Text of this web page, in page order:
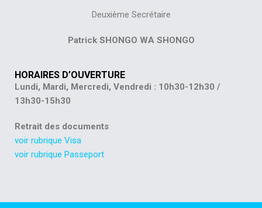
Deuxième Secrétaire
Patrick SHONGO WA SHONGO
HORAIRES D’OUVERTURE
Lundi, Mardi, Mercredi, Vendredi : 10h30-12h30 /
13h30-15h30
Retrait des documents
voir rubrique Visa
voir rubrique Passeport